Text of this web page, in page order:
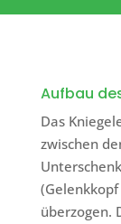
Aufbau
Das
zwischen
überzogen.